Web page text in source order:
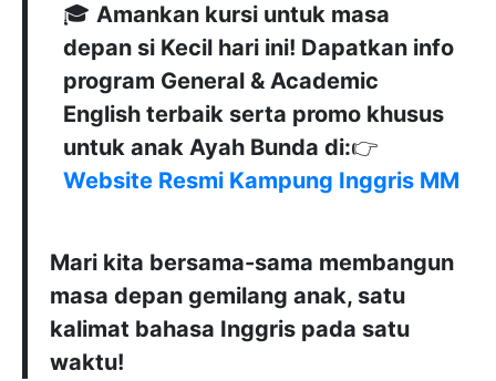
🎓 Amankan kursi untuk masa
depan si Kecil hari ini! Dapatkan info
program General & Academic
English terbaik serta promo khusus
untuk anak Ayah Bunda di:👉
Website Resmi Kampung Inggris MM
Mari kita bersama-sama membangun
masa depan gemilang anak, satu
kalimat bahasa Inggris pada satu
waktu!